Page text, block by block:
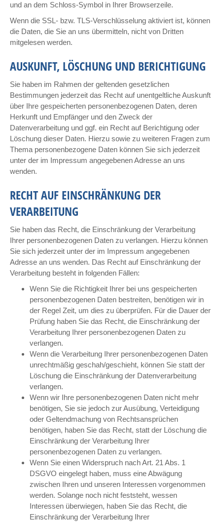
und an dem Schloss-Symbol in Ihrer Browserzeile.
Wenn die SSL- bzw. TLS-Verschlüsselung aktiviert ist, können
die Daten, die Sie an uns übermitteln, nicht von Dritten
mitgelesen werden.
AUSKUNFT, LÖSCHUNG UND BERICHTIGUNG
Sie haben im Rahmen der geltenden gesetzlichen
Bestimmungen jederzeit das Recht auf unentgeltliche Auskunft
über Ihre gespeicherten personenbezogenen Daten, deren
Herkunft und Empfänger und den Zweck der
Datenverarbeitung und ggf. ein Recht auf Berichtigung oder
Löschung dieser Daten. Hierzu sowie zu weiteren Fragen zum
Thema personenbezogene Daten können Sie sich jederzeit
unter der im Impressum angegebenen Adresse an uns
wenden.
RECHT AUF EINSCHRÄNKUNG DER
VERARBEITUNG
Sie haben das Recht, die Einschränkung der Verarbeitung
Ihrer personenbezogenen Daten zu verlangen. Hierzu können
Sie sich jederzeit unter der im Impressum angegebenen
Adresse an uns wenden. Das Recht auf Einschränkung der
Verarbeitung besteht in folgenden Fällen:
Wenn Sie die Richtigkeit Ihrer bei uns gespeicherten
personenbezogenen Daten bestreiten, benötigen wir in
der Regel Zeit, um dies zu überprüfen. Für die Dauer der
Prüfung haben Sie das Recht, die Einschränkung der
Verarbeitung Ihrer personenbezogenen Daten zu
verlangen.
Wenn die Verarbeitung Ihrer personenbezogenen Daten
unrechtmäßig geschah/geschieht, können Sie statt der
Löschung die Einschränkung der Datenverarbeitung
verlangen.
Wenn wir Ihre personenbezogenen Daten nicht mehr
benötigen, Sie sie jedoch zur Ausübung, Verteidigung
oder Geltendmachung von Rechtsansprüchen
benötigen, haben Sie das Recht, statt der Löschung die
Einschränkung der Verarbeitung Ihrer
personenbezogenen Daten zu verlangen.
Wenn Sie einen Widerspruch nach Art. 21 Abs. 1
DSGVO eingelegt haben, muss eine Abwägung
zwischen Ihren und unseren Interessen vorgenommen
werden. Solange noch nicht feststeht, wessen
Interessen überwiegen, haben Sie das Recht, die
Einschränkung der Verarbeitung Ihrer